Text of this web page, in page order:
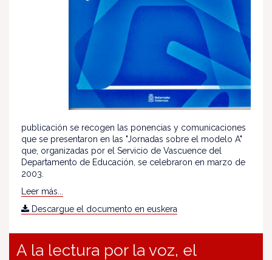
publicación se recogen las ponencias y comunicaciones
que se presentaron en las "Jornadas sobre el modelo A"
que, organizadas por el Servicio de Vascuence del
Departamento de Educación, se celebraron en marzo de
2003.
Leer más...
Descargue el documento en euskera
A la lectura por la voz, el